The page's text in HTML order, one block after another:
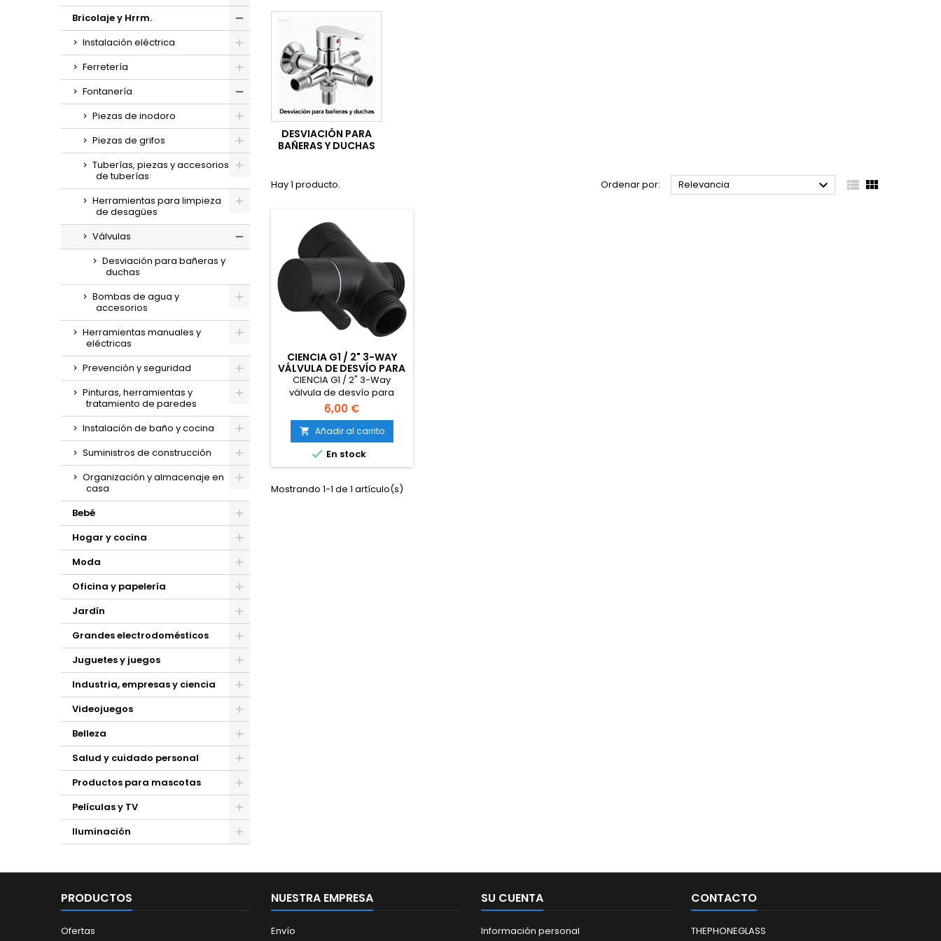
Bricolaje y Hrrm.
Instalación eléctrica
Ferretería
Fontanería
Piezas de inodoro
Piezas de grifos
Tuberías, piezas y accesorios
de tuberías
Herramientas para limpieza
de desagües
Válvulas
Desviación para bañeras y
duchas
Bombas de agua y
accesorios
Herramientas manuales y
eléctricas
Prevención y seguridad
Pinturas, herramientas y
tratamiento de paredes
Instalación de baño y cocina
Suministros de construcción
Organización y almacenaje en
casa
Bebé
Hogar y cocina
Moda
Oficina y papelería
Jardín
Grandes electrodomésticos
Juguetes y juegos
Industria, empresas y ciencia
Videojuegos
Belleza
Salud y cuidado personal
Productos para mascotas
Películas y TV
Iluminación
DESVIACIÓN PARA
BAÑERAS Y DUCHAS
Hay 1 producto. Ordenar por: Relevancia   
CIENCIA G1 / 2" 3-WAY
VÁLVULA DE DESVÍO PARA
SISTEMA DE DUCHA DE
REEMPLAZO
CIENCIA G1 / 2" 3-Way
válvula de desvío para
sistema de ducha de
reemplazo DSF007C Negro
6,00 €
 Añadir al carrito
 En stock
Mostrando 1-1 de 1 artículo(s)
PRODUCTOS
Ofertas
NUESTRA EMPRESA
Envío
SU CUENTA
Información personal
CONTACTO
THEPHONEGLASS